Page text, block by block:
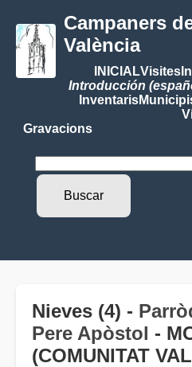
Campaners
València
INICIALVisites
Introducción
Inventaris
Gravacions
Nieves (4) -
Pere Apòstol -
(COMUNITAT